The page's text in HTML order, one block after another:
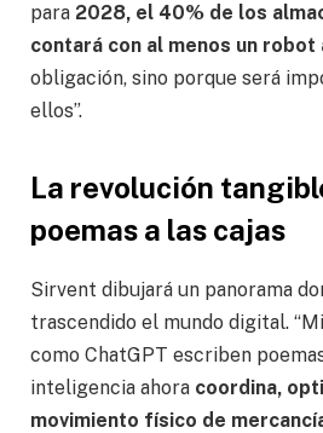
para 2028, el 40% de los
contará con al menos un robot
obligación, sino porque será
ellos”.
La revolución
poemas a las cajas
Sirvent dibujará un panorama
trascendido el mundo digital.
como ChatGPT escriben
inteligencia ahora coordina,
movimiento físico de